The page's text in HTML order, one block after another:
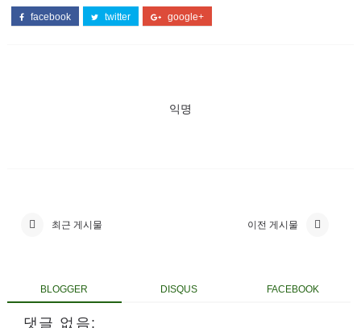
facebook twitter google+
익명
최근 게시물 이전 게시물
BLOGGER DISQUS FACEBOOK
댓글 없음: